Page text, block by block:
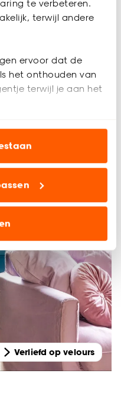
te verbeteren.
terwijl andere
ervoor dat de
het onthouden van
terwijl je aan het
helpen ons de
jou en al onze andere
laten jou
zien op
gebruik te maken
om alleen de
Je kunt er ook
wel of niet te
aanpassen’ te
keuze altijd nog
onze
raambekleding
Verliefd op velours